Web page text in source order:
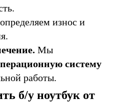
износ и
Мы
систему
работы.
б/у ноутбук от